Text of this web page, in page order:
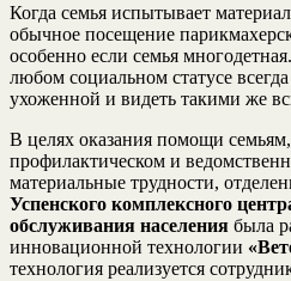
Когда семья испытывает
обычное посещение
особенно если семья
любом социальном статусе всегда
ухоженной и видеть такими же
В целях оказания помощи
профилактическом и
материальные трудности,
Успенского комплексного
обслуживания населения была
инновационной технологии
технология реализуется